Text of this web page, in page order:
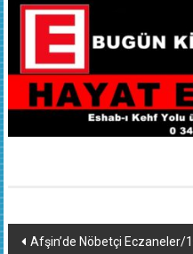
Yazı
Afşin’de Nöbetçi Eczaneler/